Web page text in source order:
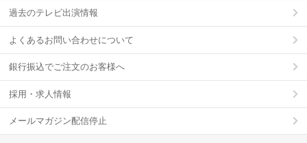
過去のテレビ出演情報
よくあるお問い合わせについて
銀行振込でご注文のお客様へ
採用・求人情報
メールマガジン配信停止